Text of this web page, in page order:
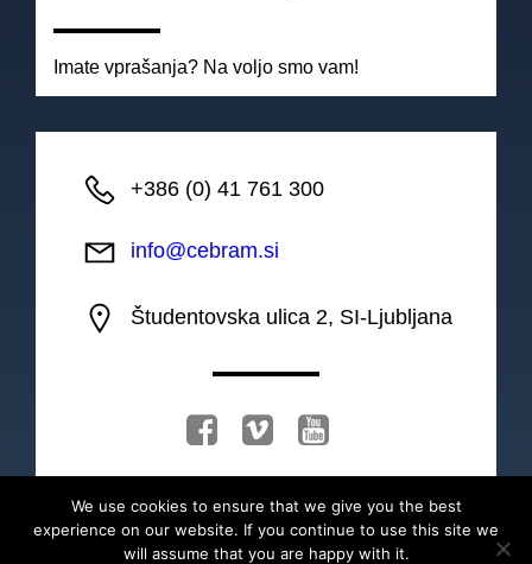
Imate vprašanja? Na voljo smo vam!
+386 (0) 41 761 300
info@cebram.si
Študentovska ulica 2, SI-Ljubljana
We use cookies to ensure that we give you the best
experience on our website. If you continue to use this site we
will assume that you are happy with it.